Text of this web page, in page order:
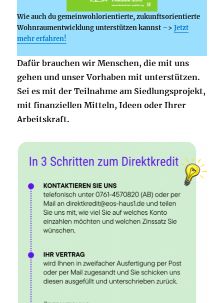
Wie auch du gemeinwohlorientierte, zukunftsorientierte
Wohnraumentwicklung unterstützen kannst –>Jetzt
mehr erfahren!
Dafür brauchen wir Menschen, die mit uns
gehen und unser Vorhaben mit unterstützen.
Sei es mit der Teilnahme am Siedlungsprojekt,
mit finanziellen Mitteln, Ideen oder Ihrer
Arbeitskraft.